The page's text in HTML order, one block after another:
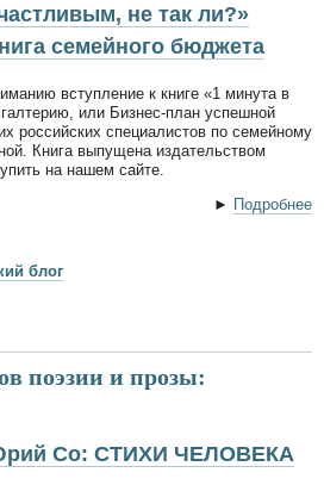
не так ли?»
семейного бюджета
вступление к книге «1 минута в
или Бизнес-план успешной
российских специалистов по семейному
Книга выпущена издательством
на нашем сайте.
► Подробнее
блог
поэзии и прозы:
Со: СТИХИ ЧЕЛОВЕКА